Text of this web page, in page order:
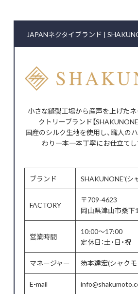
JAPANネクタイブランド |
小さな縫製工場から産声を上げた
クトリーブランド【
国産のシルク生地を使用し、職人の
わり一本一本丁寧にお仕立てし
ブランド SHAKUNONE'(シ
FACTORY
〒709-4623
岡山県津山市桑下
営業時間
10:00～17:00
定休日：土・日・祝
マネージャー 笏本達宏(シャク
E-mail